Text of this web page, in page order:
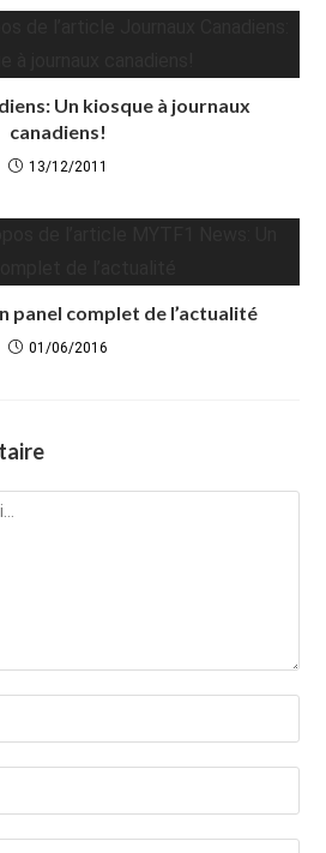
Un kiosque à journaux
canadiens!
13/12/2011
panel complet de l’actualité
01/06/2016